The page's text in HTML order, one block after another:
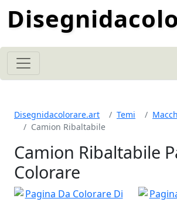
Disegnidacolorare.art Temi
Camion Ribaltabile
Camion Ribaltabile
Colorare